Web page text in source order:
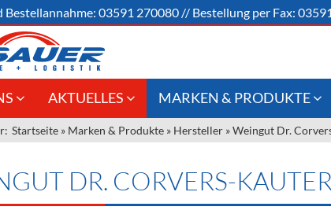
Bestellannahme: 03591 270080 // Bestellung per Fax:
AKTUELLES
Angebote Gastronomie &
Gastronomie
Innovation - Die Neue Art des
Bierzapfens "DroughtMaster"
MARKEN & PRODUKTE
Weine & Schaumwein
Spirituosen
Startseite » Marken & Produkte » Hersteller »Weingut Dr.
DR. CORVERS-KAUTER